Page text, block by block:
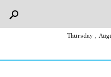
Thursday ,